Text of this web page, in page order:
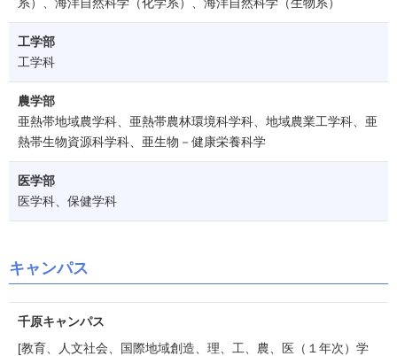
工学部
工学科
農学部
亜熱帯地域農学科、亜熱帯農林環境科学科、地域農業工学科、亜
熱帯生物資源科学科、亜生物－健康栄養科学
医学部
医学科、保健学科
キャンパス
千原キャンパス
[教育、人文社会、国際地域創造、理、工、農、医（１年次）学